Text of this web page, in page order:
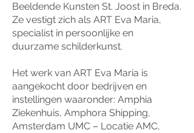
Beeldende Kunsten St. Joost in Breda.
Ze vestigt zich als ART Eva Maria,
specialist in persoonlijke en
duurzame schilderkunst.
Het werk van ART Eva Maria is
aangekocht door bedrijven en
instellingen waaronder: Amphia
Ziekenhuis, Amphora Shipping,
Amsterdam UMC – Locatie AMC,